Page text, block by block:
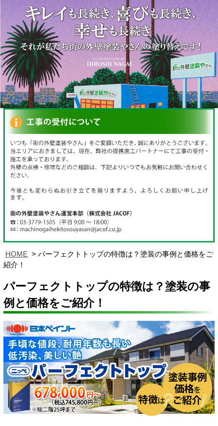
HOME
パーフェクトトップの特徴は？塗装の事例と価格をご
紹介！
パーフェクトトップの特徴は？塗装の事
例と価格をご紹介！